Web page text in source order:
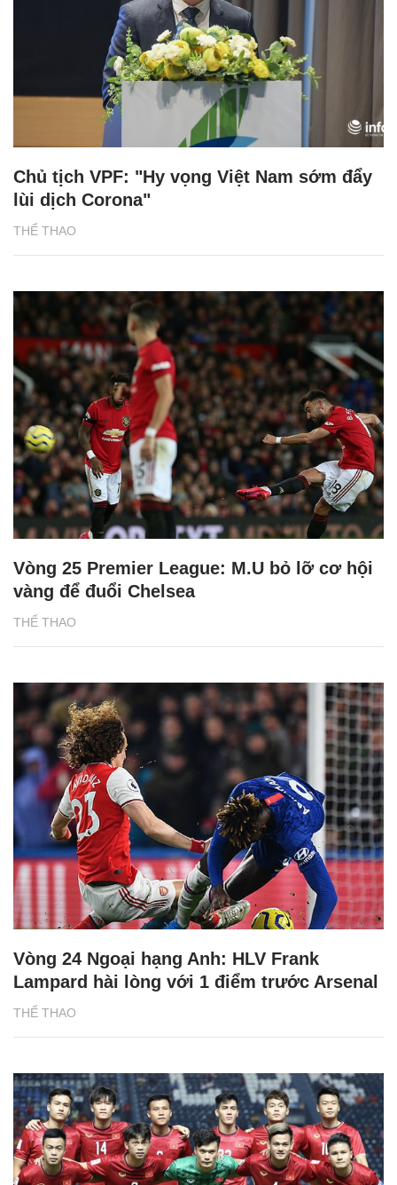
THỂ THAO
Chủ tịch VPF: "Hy vọng Việt Nam sớm đẩy
lùi dịch Corona"
THỂ THAO
Vòng 25 Premier League: M.U bỏ lỡ cơ hội
vàng để đuổi Chelsea
THỂ THAO
Vòng 24 Ngoại hạng Anh: HLV Frank
Lampard hài lòng với 1 điểm trước Arsenal